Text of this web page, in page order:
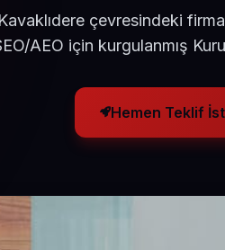
çevresindeki
AEO için kurgulanmış
Hemen Teklif